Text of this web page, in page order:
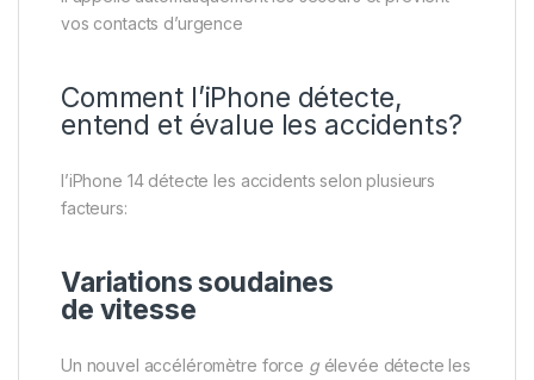
vos contacts d’urgence
Comment l’iPhone détecte,
entend et évalue les accidents?
l’iPhone 14 détecte les accidents selon plusieurs
facteurs:
Variations soudaines
de vitesse
Un nouvel accéléromètre force gélevée détecte les